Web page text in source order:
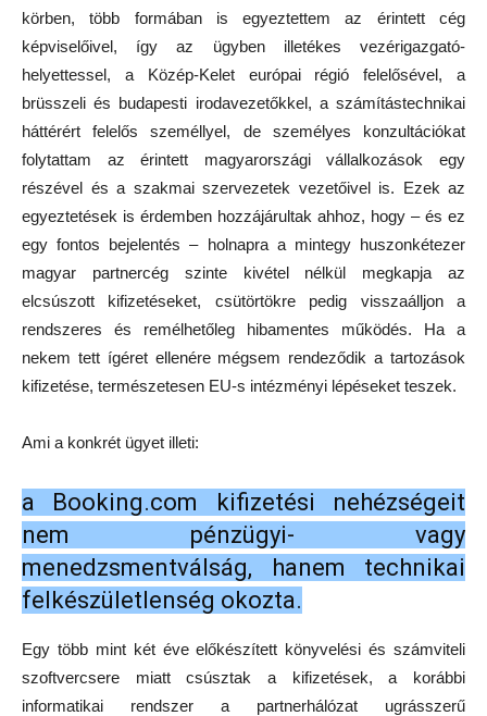
körben, több formában is egyeztettem az érintett cég
képviselőivel, így az ügyben illetékes vezérigazgató-
helyettessel, a Közép-Kelet európai régió felelősével, a
brüsszeli és budapesti irodavezetőkkel, a számítástechnikai
háttérért felelős személlyel, de személyes konzultációkat
folytattam az érintett magyarországi vállalkozások egy
részével és a szakmai szervezetek vezetőivel is. Ezek az
egyeztetések is érdemben hozzájárultak ahhoz, hogy – és ez
egy fontos bejelentés – holnapra a mintegy huszonkétezer
magyar partnercég szinte kivétel nélkül megkapja az
elcsúszott kifizetéseket, csütörtökre pedig visszaálljon a
rendszeres és remélhetőleg hibamentes működés. Ha a
nekem tett ígéret ellenére mégsem rendeződik a tartozások
kifizetése, természetesen EU-s intézményi lépéseket teszek.
Ami a konkrét ügyet illeti:
a Booking.com kifizetési nehézségeit
nem pénzügyi- vagy
menedzsmentválság, hanem technikai
felkészületlenség okozta.
Egy több mint két éve előkészített könyvelési és számviteli
szoftvercsere miatt csúsztak a kifizetések, a korábbi
informatikai rendszer a partnerhálózat ugrásszerű